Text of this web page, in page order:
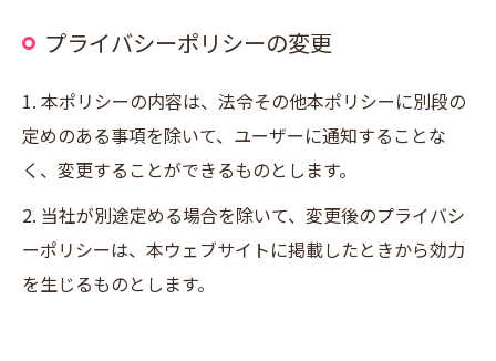
プライバシーポリシーの変更
1. 本ポリシーの内容は、法令その他本ポリシーに別段の
定めのある事項を除いて、ユーザーに通知することな
く、変更することができるものとします。
2. 当社が別途定める場合を除いて、変更後のプライバシ
ーポリシーは、本ウェブサイトに掲載したときから効力
を生じるものとします。